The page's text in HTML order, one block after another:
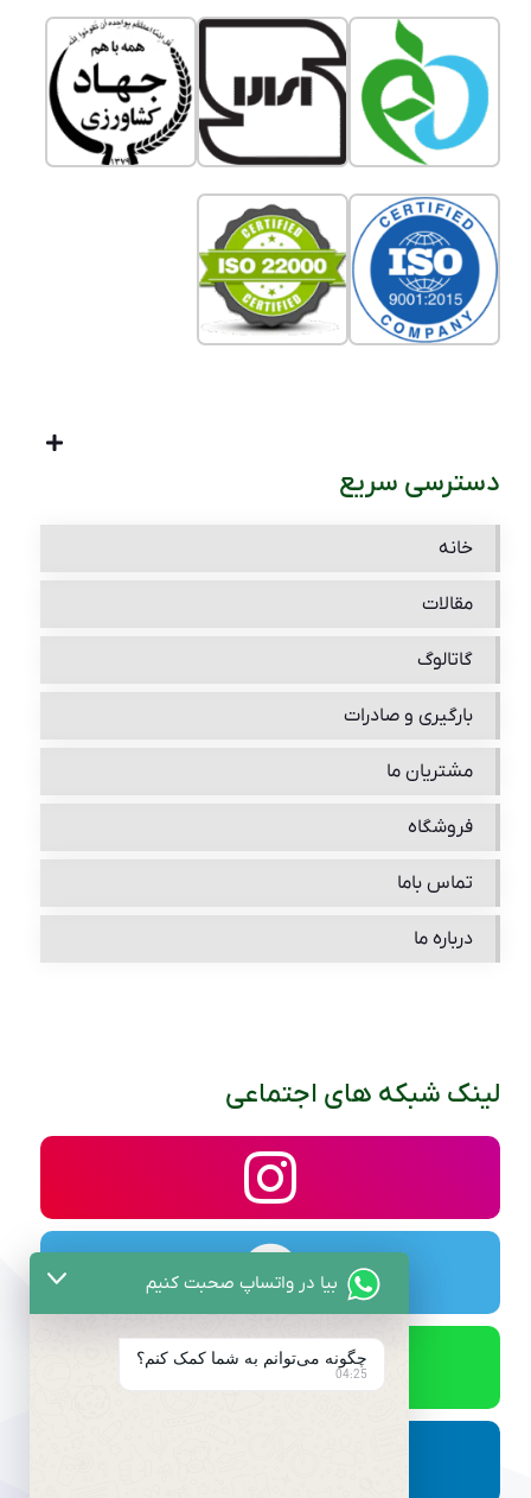
دسترسی سریع
خانه
مقالات
گاتالوگ
بارگیری و صادرات
مشتریان ما
فروشگاه
تماس باما
درباره ما
لینک شبکه های اجتماعی
بیا در واتساپ صحبت کنیم
چگونه می‌توانم به شما کمک کنم؟
04:25